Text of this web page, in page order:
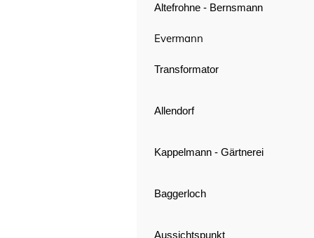
Altefrohne - Bernsmann
Evermann
Transformator
Allendorf
Kappelmann - Gärtnerei
Baggerloch
Aussichtspunkt